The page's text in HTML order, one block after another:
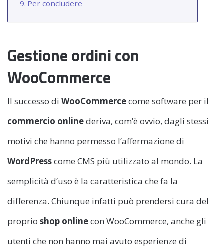
Per concludere
Gestione ordini con
WooCommerce
Il successo di WooCommercecome software per il
commercio onlinederiva, com’è ovvio, dagli stessi
motivi che hanno permesso l’affermazione di
WordPresscome CMS più utilizzato al mondo. La
semplicità d’uso è la caratteristica che fa la
differenza. Chiunque infatti può prendersi cura del
proprio shop onlinecon WooCommerce, anche gli
utenti che non hanno mai avuto esperienze di